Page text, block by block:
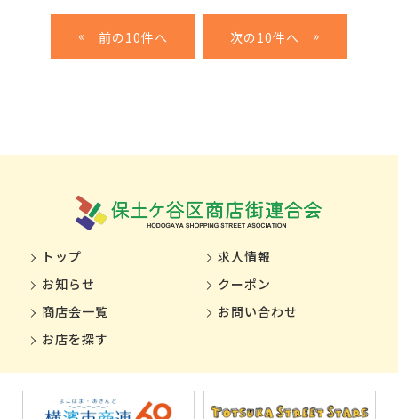
« »
トップ
お知らせ
商店会一覧
お店を探す
求人情報
クーポン
お問い合わせ